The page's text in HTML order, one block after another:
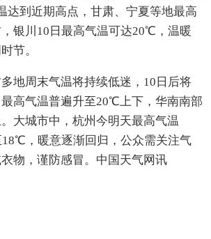
达到近期高点，甘肃、宁夏等地最高
银川10日最高气温可达20℃，温暖
节。
地周末气温将持续低迷，10日后将
高气温普遍升至20℃上下，华南南部
大城市中，杭州今明天最高气温
，暖意逐渐回归，公众需关注气
物，谨防感冒。 中国天气网讯